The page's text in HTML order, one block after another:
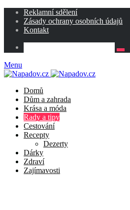
Reklamní sdělení
Zásady ochrany osobních údajů
Kontakt
Menu
Domů
Dům a zahrada
Krása a móda
Rady a tipy
Cestování
Recepty
Dezerty
Dárky
Zdraví
Zajímavosti